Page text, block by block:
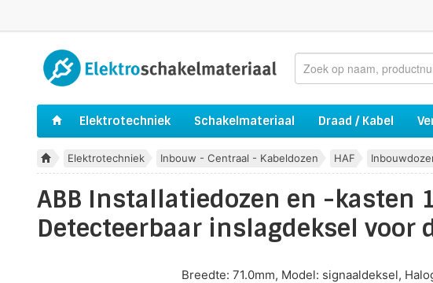
Elektrotechniek Schakelmateriaal Draad / Kabel
Elektrotechniek Inbouw - Centraal - Kabeldozen HAF
ABB Installatiedozen en -kasten
Detecteerbaar inslagdeksel voor
Breedte: 71.0mm, Model: signaaldeksel,